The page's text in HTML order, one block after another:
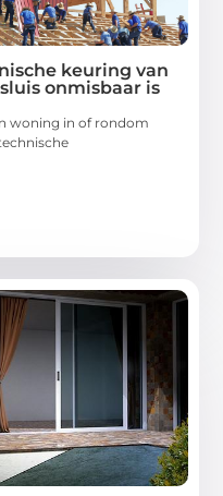
keuring van
onmisbaar is
woning in of rondom